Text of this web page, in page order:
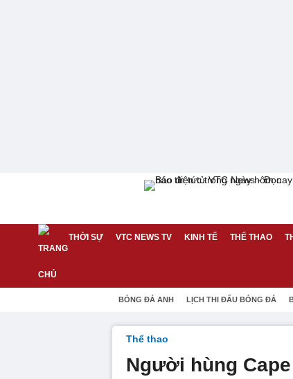
THỜI SỰ VTC NEWS TV KINH TẾ THỂ THAO
BÓNG ĐÁ ANH LỊCH THI ĐẤU BÓNG ĐÁ
Thể thao
Người hùng